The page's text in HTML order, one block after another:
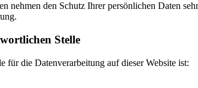
nehmen den Schutz Ihrer persönlichen Daten
Stelle
für die Datenverarbeitung auf dieser Website ist: